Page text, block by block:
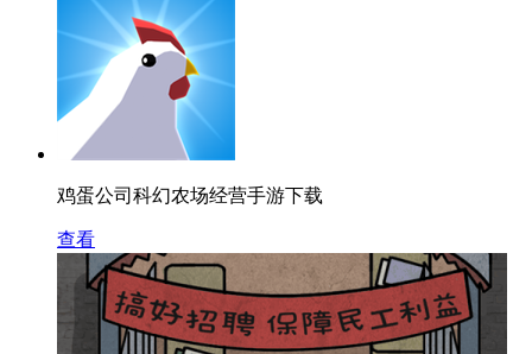
鸡蛋公司科幻农场经营手游下载
查看